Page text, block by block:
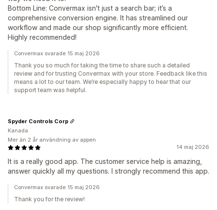
Bottom Line: Convermax isn't just a search bar; it’s a
comprehensive conversion engine. It has streamlined our
workflow and made our shop significantly more efficient.
Highly recommended!
Convermax svarade 15 maj 2026
Thank you so much for taking the time to share such a detailed
review and for trusting Convermax with your store. Feedback like this
means a lot to our team. We’re especially happy to hear that our
support team was helpful.
14 maj 2026
It is a really good app. The customer service help is amazing,
answer quickly all my questions. I strongly recommend this app.
Spyder Controls Corp
Kanada
Mer än 2 år användning av appen
Convermax svarade 15 maj 2026
Thank you for the review!